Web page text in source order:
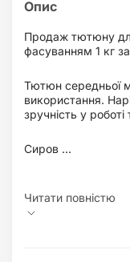
Продаж тютюну
фасуванням 1 кг
Тютюн середньої
використання.
зручність у
Сиров ...